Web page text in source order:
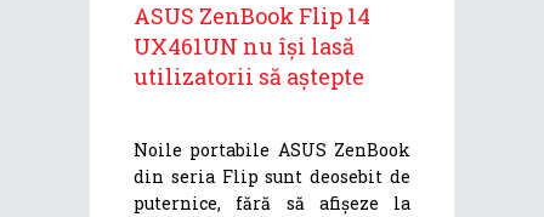
ASUS ZenBook Flip 14
UX461UN nu își lasă
utilizatorii să aștepte
Noile portabile ASUS ZenBook
din seria Flip sunt deosebit de
puternice, fără să afișeze la